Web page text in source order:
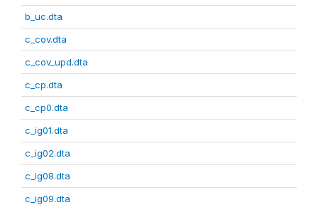
b_uc.dta
c_cov.dta
c_cov_upd.dta
c_cp.dta
c_cp0.dta
c_ig01.dta
c_ig02.dta
c_ig08.dta
c_ig09.dta